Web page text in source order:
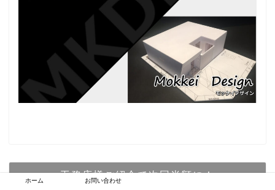
工務店様ご紹介で次回半額に！
ホーム お問い合わせ